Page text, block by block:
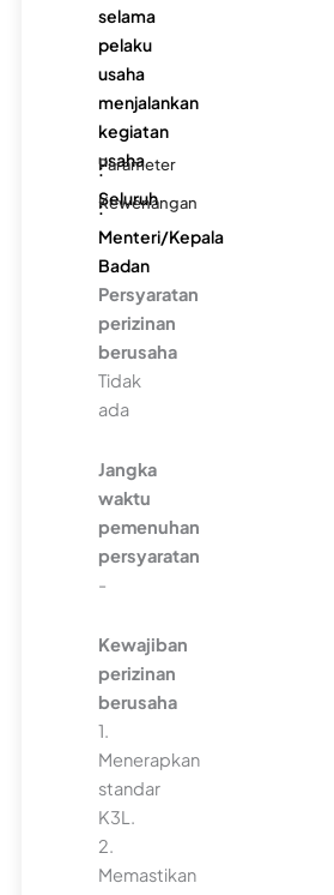
selama
pelaku
usaha
menjalankan
kegiatan
usaha
Parameter
:
Seluruh
Kewenangan
:
Menteri/Kepala
Badan
Persyaratan
perizinan
berusaha
Tidak
ada
Jangka
waktu
pemenuhan
persyaratan
-
Kewajiban
perizinan
berusaha
1.
Menerapkan
standar
K3L.
2.
Memastikan